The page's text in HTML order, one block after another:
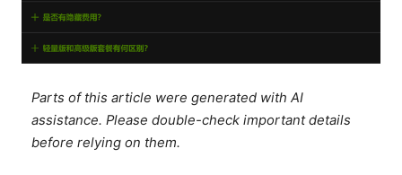
Parts of this article were generated with AI
assistance. Please double-check important details
before relying on them.